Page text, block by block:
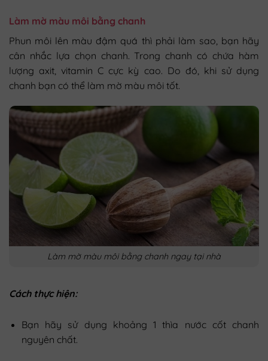
Làm mờ màu môi bằng chanh
Phun môi lên màu đậm quá thì phải làm sao, bạn hãy
cân nhắc lựa chọn chanh. Trong chanh có chứa hàm
lượng axit, vitamin C cực kỳ cao. Do đó, khi sử dụng
chanh bạn có thể làm mờ màu môi tốt.
Làm mờ màu môi bằng chanh ngay tại nhà
Cách thực hiện:
Bạn hãy sử dụng khoảng 1 thìa nước cốt chanh
nguyên chất.